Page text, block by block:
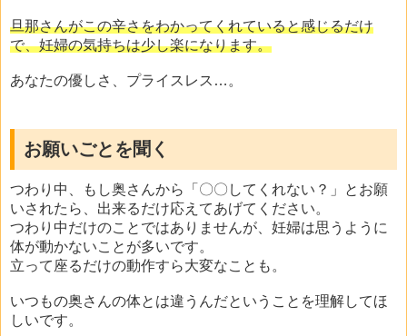
旦那さんがこの辛さをわかってくれていると感じるだけ
で、妊婦の気持ちは少し楽になります。
あなたの優しさ、プライスレス…。
お願いごとを聞く
つわり中、もし奥さんから「〇〇してくれない？」とお願
いされたら、出来るだけ応えてあげてください。
つわり中だけのことではありませんが、妊婦は思うように
体が動かないことが多いです。
立って座るだけの動作すら大変なことも。
いつもの奥さんの体とは違うんだということを理解してほ
しいです。